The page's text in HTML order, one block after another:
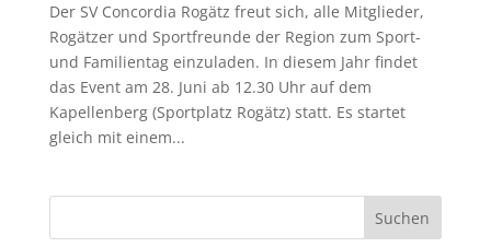
Der SV Concordia Rogätz freut sich, alle Mitglieder,
Rogätzer und Sportfreunde der Region zum Sport-
und Familientag einzuladen. In diesem Jahr findet
das Event am 28. Juni ab 12.30 Uhr auf dem
Kapellenberg (Sportplatz Rogätz) statt. Es startet
gleich mit einem...
Suchen